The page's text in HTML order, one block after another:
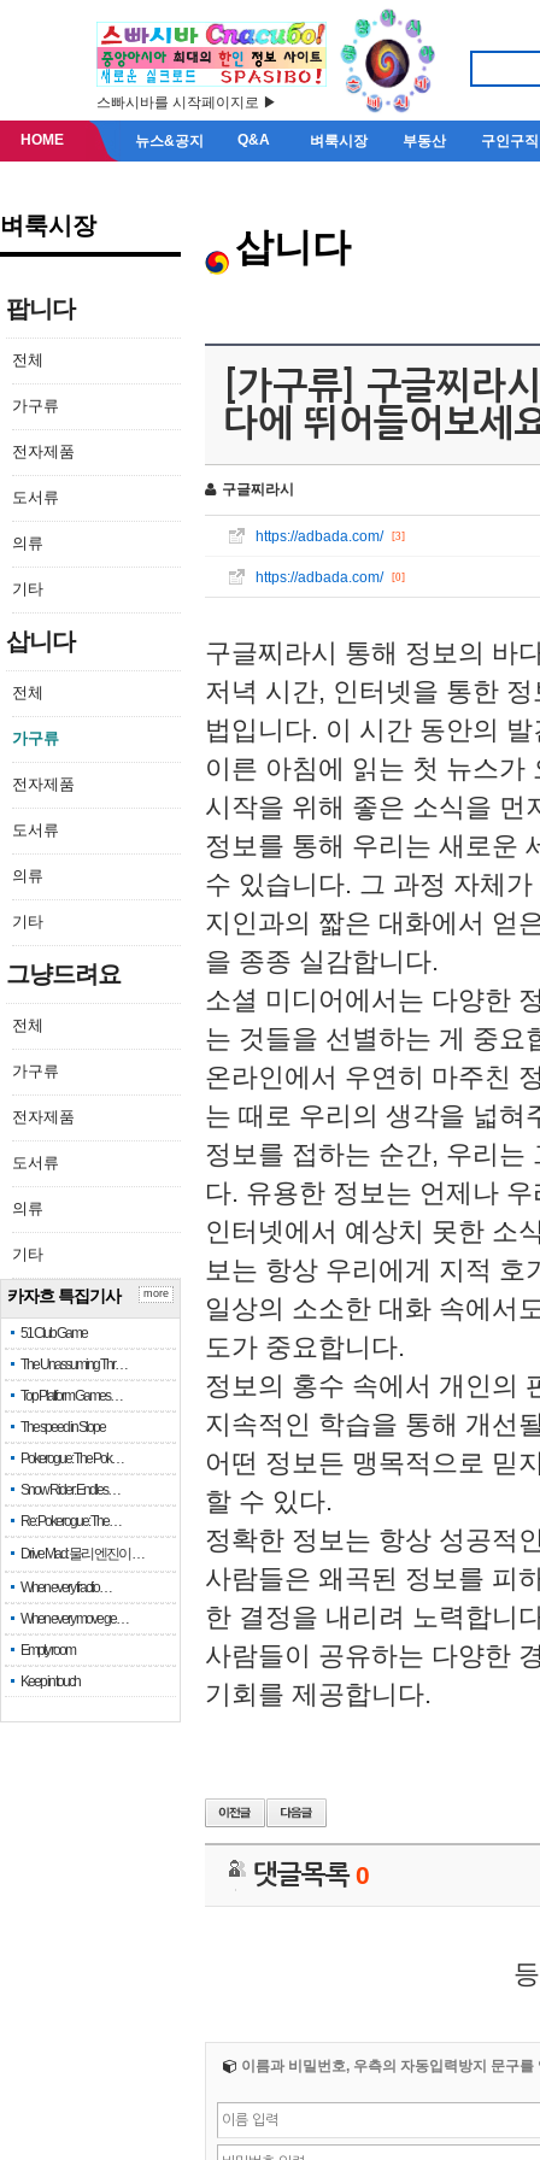
스빠시바를 시작페이지로 ▶
HOME 뉴스&공지 Q&A 벼룩시장 부동산 구인구직
벼룩시장
팝니다
전체
가구류
전자제품
도서류
의류
기타
삽니다
전체
가구류
전자제품
도서류
의류
기타
그냥드려요
전체
가구류
전자제품
도서류
의류
기타
카자흐 특집기사
51 Club Game
The Unassuming Thr…
Top Platform Games…
The speed in Slope
Pokerogue: The Pok…
Snow Rider: Endles…
Re: Pokerogue: The…
Drive Mad: 물리 엔진이 …
When every fractio…
When every move ge…
Empty room
Keep in touch
more
삽니다
[가구류] 구글찌라
다에 뛰어들어보세
구글찌라시
https://adbada.com/ [3]
https://adbada.com/ [0]
구글찌라시 통해 정보의 바
저녁 시간, 인터넷을 통한
법입니다. 이 시간 동안의
이른 아침에 읽는 첫 뉴스가
시작을 위해 좋은 소식을 먼
정보를 통해 우리는 새로운
수 있습니다. 그 과정 자체
지인과의 짧은 대화에서 얻
을 종종 실감합니다.
소셜 미디어에서는 다양한
는 것들을 선별하는 게 중요
온라인에서 우연히 마주친
는 때로 우리의 생각을 넓혀
정보를 접하는 순간, 우리는
다. 유용한 정보는 언제나
인터넷에서 예상치 못한 소
보는 항상 우리에게 지적 호
일상의 소소한 대화 속에서
도가 중요합니다.
정보의 홍수 속에서 개인의
지속적인 학습을 통해 개선
어떤 정보든 맹목적으로 믿
할 수 있다.
정확한 정보는 항상 성공적
사람들은 왜곡된 정보를 피
한 결정을 내리려 노력합니
사람들이 공유하는 다양한
기회를 제공합니다.
댓글목록0
이름과 비밀번호, 우측의 자동입력방지 문구를